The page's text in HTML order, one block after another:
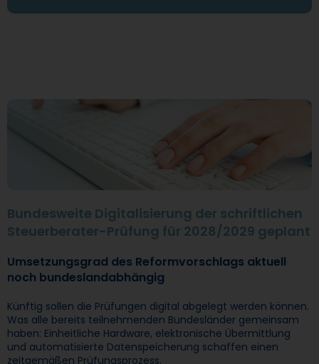
Bundesweite Digitalisierung der schriftlichen
Steuerberater-Prüfung für 2028/2029 geplant
Umsetzungsgrad des Reformvorschlags aktuell
noch bundeslandabhängig
Künftig sollen die Prüfungen digital abgelegt werden können.
Was alle bereits teilnehmenden Bundesländer gemeinsam
haben: Einheitliche Hardware, elektronische Übermittlung
und automatisierte Datenspeicherung schaffen einen
zeitgemäßen Prüfungsprozess.